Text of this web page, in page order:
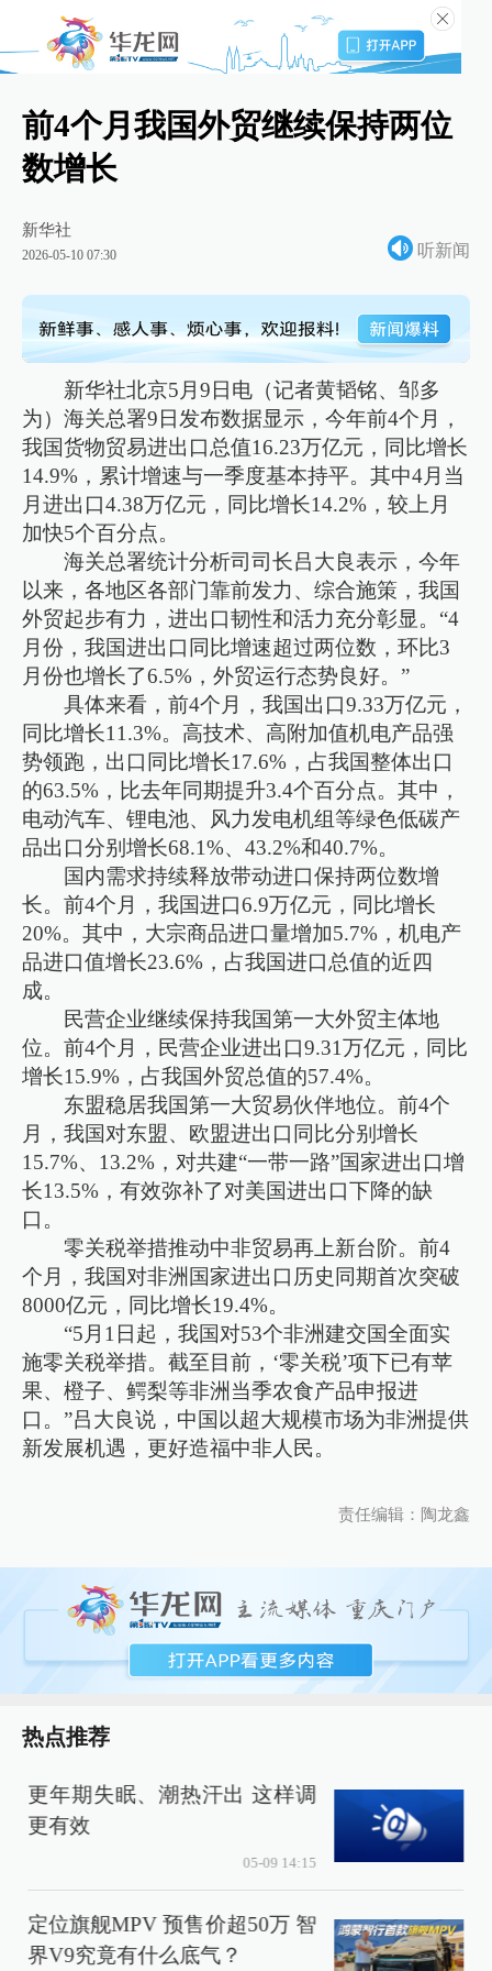
前4个月我国外贸继续保持两位
数增长
新华社
2026-05-10 07:30 听新闻
新华社北京5月9日电（记者黄韬铭、邹多
为）海关总署9日发布数据显示，今年前4个月，
我国货物贸易进出口总值16.23万亿元，同比增长
14.9%，累计增速与一季度基本持平。其中4月当
月进出口4.38万亿元，同比增长14.2%，较上月
加快5个百分点。
海关总署统计分析司司长吕大良表示，今年
以来，各地区各部门靠前发力、综合施策，我国
外贸起步有力，进出口韧性和活力充分彰显。“4
月份，我国进出口同比增速超过两位数，环比3
月份也增长了6.5%，外贸运行态势良好。”
具体来看，前4个月，我国出口9.33万亿元，
同比增长11.3%。高技术、高附加值机电产品强
势领跑，出口同比增长17.6%，占我国整体出口
的63.5%，比去年同期提升3.4个百分点。其中，
电动汽车、锂电池、风力发电机组等绿色低碳产
品出口分别增长68.1%、43.2%和40.7%。
国内需求持续释放带动进口保持两位数增
长。前4个月，我国进口6.9万亿元，同比增长
20%。其中，大宗商品进口量增加5.7%，机电产
品进口值增长23.6%，占我国进口总值的近四
成。
民营企业继续保持我国第一大外贸主体地
位。前4个月，民营企业进出口9.31万亿元，同比
增长15.9%，占我国外贸总值的57.4%。
东盟稳居我国第一大贸易伙伴地位。前4个
月，我国对东盟、欧盟进出口同比分别增长
15.7%、13.2%，对共建“一带一路”国家进出口增
长13.5%，有效弥补了对美国进出口下降的缺
口。
零关税举措推动中非贸易再上新台阶。前4
个月，我国对非洲国家进出口历史同期首次突破
8000亿元，同比增长19.4%。
“5月1日起，我国对53个非洲建交国全面实
施零关税举措。截至目前，‘零关税’项下已有苹
果、橙子、鳄梨等非洲当季农食产品申报进
口。”吕大良说，中国以超大规模市场为非洲提供
新发展机遇，更好造福中非人民。
责任编辑：陶龙鑫
热点推荐
更年期失眠、潮热汗出 这样调
更有效
05-09 14:15
定位旗舰MPV 预售价超50万 智
界V9究竟有什么底气？